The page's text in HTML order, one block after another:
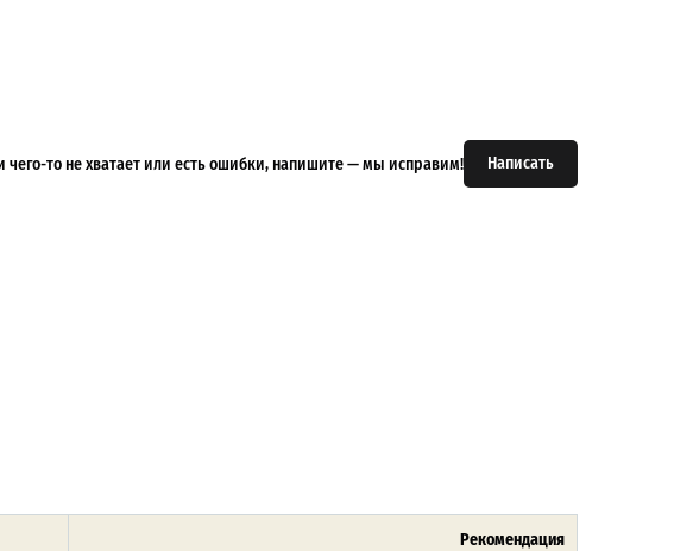
Написать
чего-то не хватает или есть ошибки, напишите — мы исправим!
Рекомендация